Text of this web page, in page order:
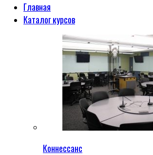
Главная
Каталог курсов
Коннессанс